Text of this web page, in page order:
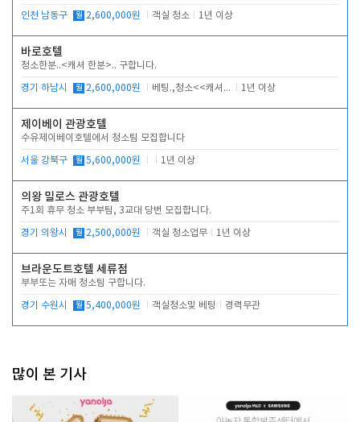
인천 남동구 월 2,600,000원 객실 청소 1년 이상
바로호텔
청소한분..<캐셔 한분>.. 구합니다.
경기 하남시 월 2,600,000원 베팅.,청소<<캐셔 모셔봅니다. 1년 이상
제이베이 관광호텔
수유제이베이호텔에서 청소팀 모집합니다
서울 강북구 월 5,600,000원 1년 이상
의왕 밀로스 관광호텔
주1회 휴무 청소 부부팀, 3교대 당번 모집합니다.
경기 의왕시 월 2,500,000원 객실 청소업무 1년 이상
브라운도트호텔 세류점
부부또는 자매 청소팀 구합니다.
경기 수원시 월 5,400,000원 객실청소및 베팅 경력무관
많이 본 기사